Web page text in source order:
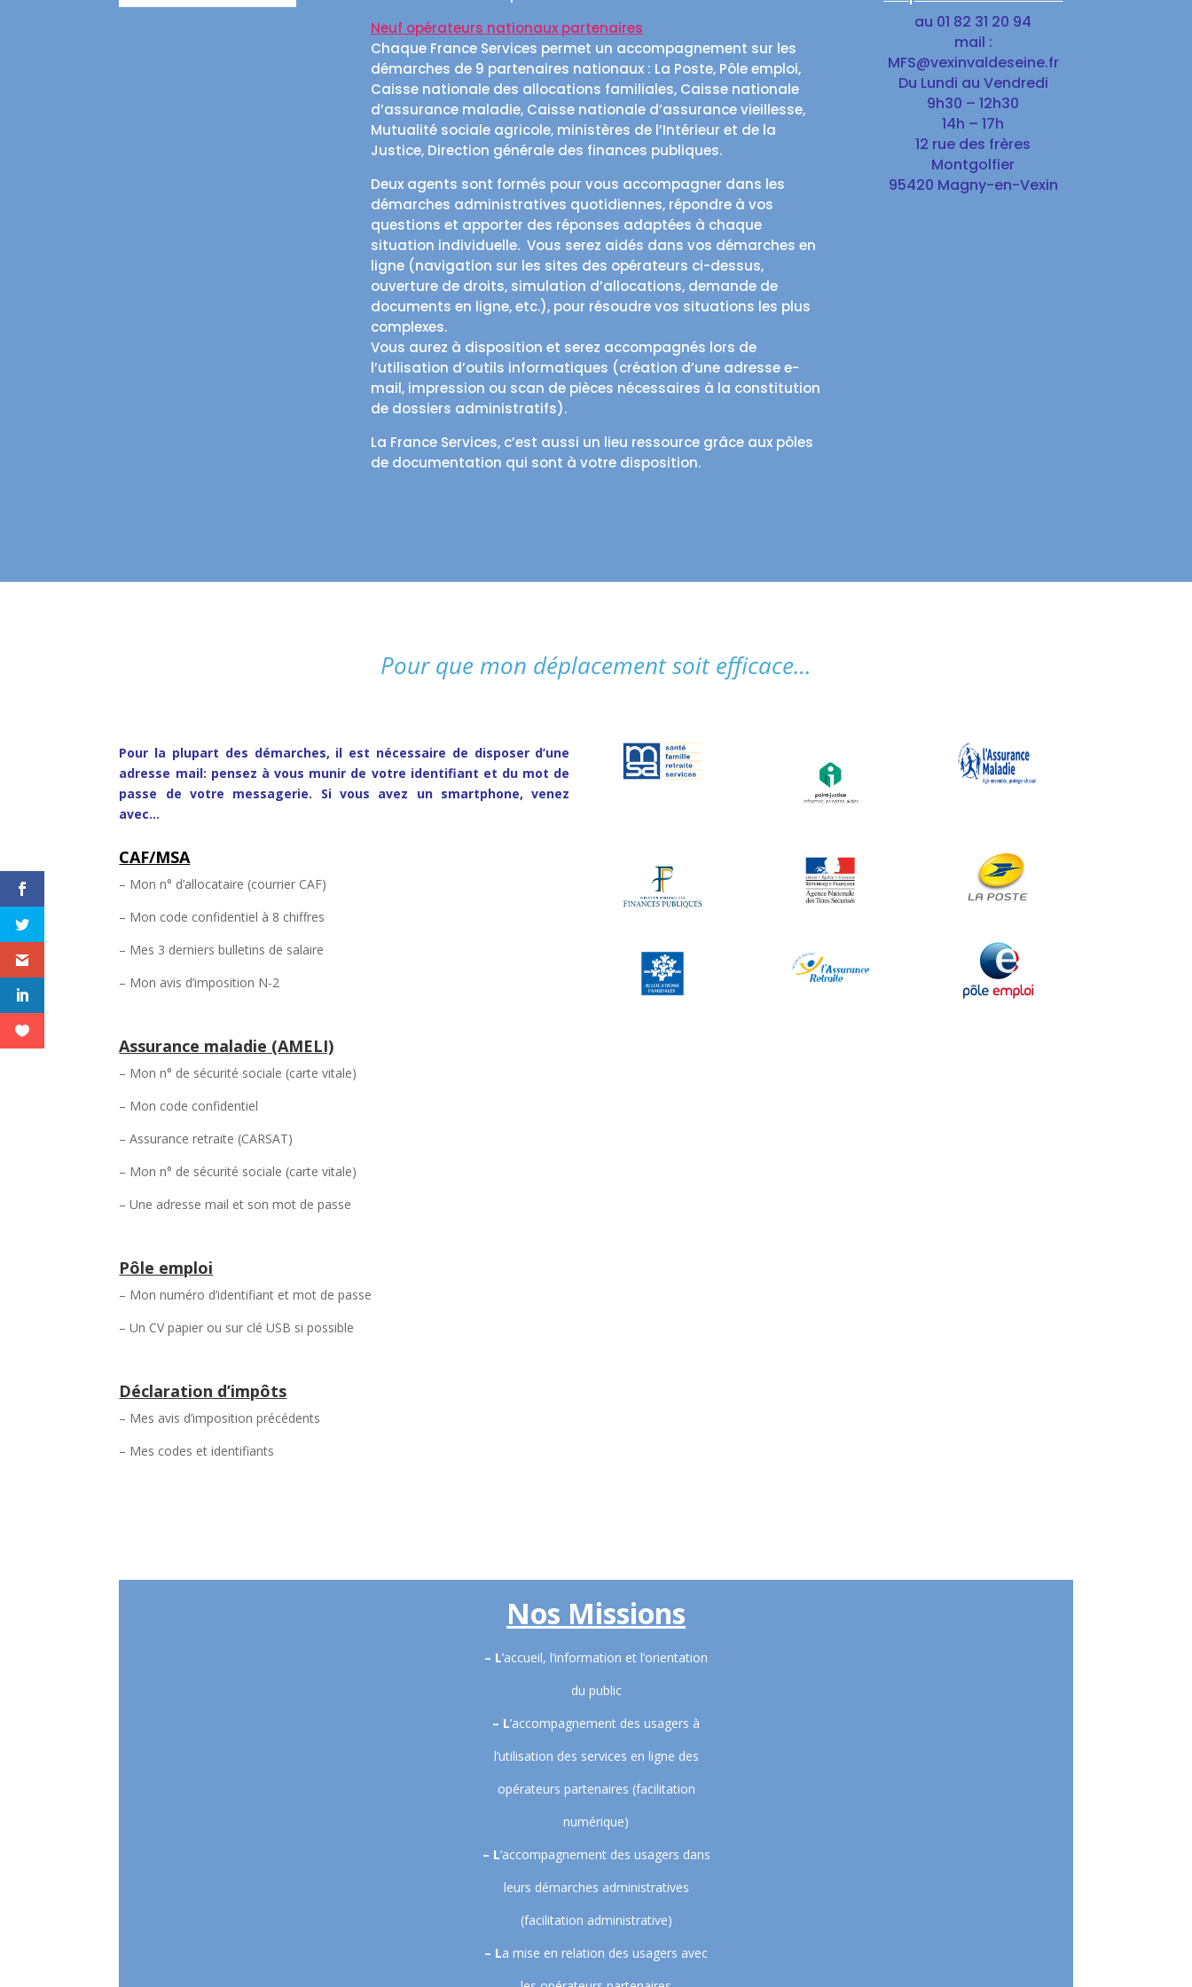
Neuf opérateurs nationaux partenaires
Chaque France Services permet un accompagnement sur les
démarches de 9 partenaires nationaux : La Poste, Pôle emploi,
Caisse nationale des allocations familiales, Caisse nationale
d’assurance maladie, Caisse nationale d’assurance vieillesse,
Mutualité sociale agricole, ministères de l’Intérieur et de la
Justice, Direction générale des finances publiques.
Deux agents sont formés pour vous accompagner dans les
démarches administratives quotidiennes, répondre à vos
questions et apporter des réponses adaptées à chaque
situation individuelle. Vous serez aidés dans vos démarches en
ligne (navigation sur les sites des opérateurs ci-dessus,
ouverture de droits, simulation d’allocations, demande de
documents en ligne, etc.), pour résoudre vos situations les plus
complexes.
Vous aurez à disposition et serez accompagnés lors de
l’utilisation d’outils informatiques (création d’une adresse e-
mail, impression ou scan de pièces nécessaires à la constitution
de dossiers administratifs).
La France Services, c’est aussi un lieu ressource grâce aux pôles
de documentation qui sont à votre disposition.
au 01 82 31 20 94
mail :
MFS@vexinvaldeseine.fr
Du Lundi au Vendredi
9h30 – 12h30
14h – 17h
12 rue des frères
Montgolfier
95420 Magny-en-Vexin
Pour que mon déplacement soit efficace…
Pour la plupart des démarches, il est nécessaire de disposer d’une
adresse mail: pensez à vous munir de votre identifiant et du mot de
passe de votre messagerie. Sivous avez un smartphone, venez
avec…
CAF/MSA
– Mon n° d’allocataire (courrier CAF)
– Mon code confidentiel à 8 chiffres
– Mes 3 derniers bulletins de salaire
– Mon avis d’imposition N-2
Assurance maladie (AMELI)
– Mon n° de sécurité sociale (carte vitale)
– Mon code confidentiel
– Assurance retraite (CARSAT)
– Mon n° de sécurité sociale (carte vitale)
– Une adresse mail et son mot de passe
Pôle emploi
– Mon numéro d’identifiant et mot de passe
– Un CV papier ou sur clé USB si possible
Déclaration d’impôts
– Mes avis d’imposition précédents
– Mes codes et identifiants
Nos Missions
– L’accueil, l’information et l’orientation
du public
– L’accompagnement des usagers à
l’utilisation des services en ligne des
opérateurs partenaires (facilitation
numérique)
– L’accompagnement des usagers dans
leurs démarches administratives
(facilitation administrative)
– La mise en relation des usagers avec